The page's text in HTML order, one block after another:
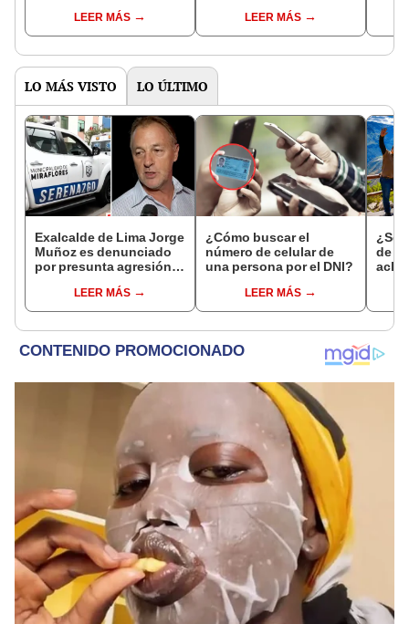
puestos con sueldos de
hasta S/7.500
LEER MÁS
estudiar si cumplen
estos requisitos
LEER MÁS
LO MÁS VISTO LO ÚLTIMO
Exalcalde de Lima Jorge
Muñoz es denunciado
por presunta agresión
de Miraflores
LEER MÁS
¿Cómo buscar el
número de celular de
una persona por el DNI?
LEER MÁS
¿Se
de